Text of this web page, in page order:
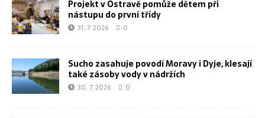
Projekt v Ostravě pomůže dětem při
nástupu do první třídy
31. 7. 2026 0
Sucho zasahuje povodí Moravy i Dyje, klesají
také zásoby vody v nádržích
30. 7. 2026 0